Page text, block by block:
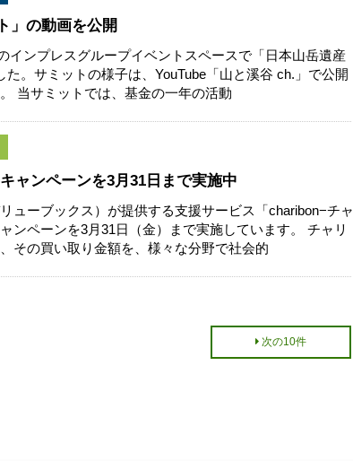
」の動画を公開
インプレスグループイベントスペースで「日本山岳遺産
。サミットの様子は、YouTube「山と溪谷 ch.」で公開
当サミットでは、基金の一年の活動
ャンペーンを3月31日まで実施中
ューブックス）が提供する支援サービス「charibon−チャ
ンペーンを3月31日（金）まで実施しています。 チャリ
その買い取り金額を、様々な分野で社会的
次の10件